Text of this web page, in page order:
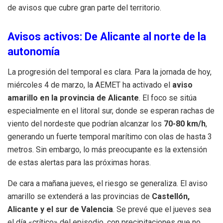
de avisos que cubre gran parte del territorio.
Avisos activos: De Alicante al norte de la
autonomía
La progresión del temporal es clara. Para la jornada de hoy,
miércoles 4 de marzo, la AEMET ha activado el aviso
amarillo en la provincia de Alicante. El foco se sitúa
especialmente en el litoral sur, donde se esperan rachas de
viento del nordeste que podrían alcanzar los 70-80 km/h,
generando un fuerte temporal marítimo con olas de hasta 3
metros. Sin embargo, lo más preocupante es la extensión
de estas alertas para las próximas horas.
De cara a mañana jueves, el riesgo se generaliza. El aviso
amarillo se extenderá a las provincias de Castellón,
Alicante y el sur de Valencia. Se prevé que el jueves sea